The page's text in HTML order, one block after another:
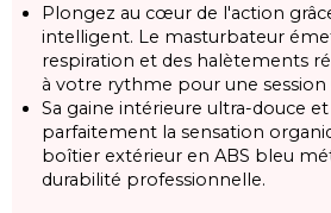
Plongez au cœur de l'action
intelligent. Le masturbateur
respiration et des halètements
à votre rythme pour une
Sa gaine intérieure ultra-douce
parfaitement la sensation
boîtier extérieur en ABS bleu
durabilité professionnelle.